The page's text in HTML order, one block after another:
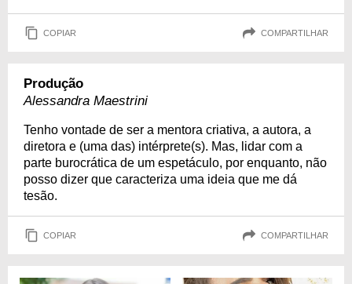
COPIAR COMPARTILHAR
Produção
Alessandra Maestrini
Tenho vontade de ser a mentora criativa, a autora, a
diretora e (uma das) intérprete(s). Mas, lidar com a
parte burocrática de um espetáculo, por enquanto, não
posso dizer que caracteriza uma ideia que me dá
tesão.
COPIAR COMPARTILHAR